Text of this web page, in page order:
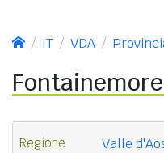
IT VDA
Fontainemore
Regione Valle